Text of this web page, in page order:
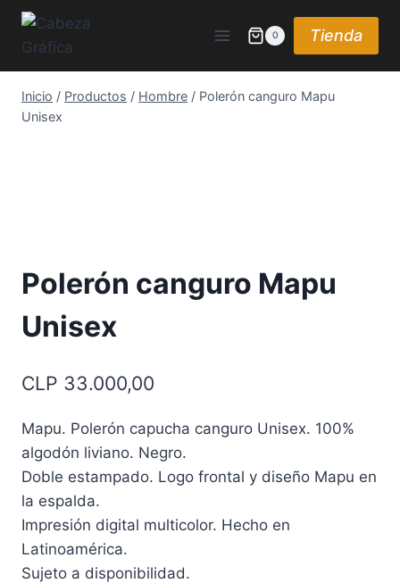
Saltar
0 Tienda
Inicio / Productos / Hombre / Polerón canguro Mapu
Unisex
Polerón canguro Mapu
Unisex
CLP 33.000,00
Mapu. Polerón capucha canguro Unisex. 100%
algodón liviano. Negro.
Doble estampado. Logo frontal y diseño Mapu en
la espalda.
Impresión digital multicolor. Hecho en
Latinoamérica.
Sujeto a disponibilidad.